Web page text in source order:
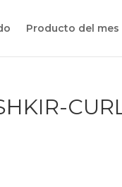
Producto del mes